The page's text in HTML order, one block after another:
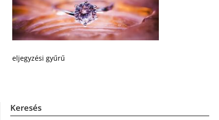
eljegyzési gyűrű
Keresés